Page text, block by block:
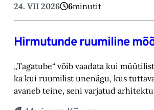
24. VII 2026 6minutit
Hirmutunde ruumiline
„Tagatube“ võib vaadata kui
ka kui ruumilist unenägu, kus
avaneb teine, seni varjatud